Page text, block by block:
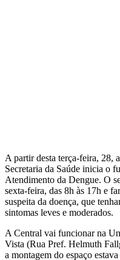
A partir desta terça-feira, 28,
Secretaria da Saúde inicia o
Atendimento da Dengue. O
sexta-feira, das 8h às 17h e
suspeita da doença, que
sintomas leves e moderados.
A Central vai funcionar na
Vista (Rua Pref. Helmuth
a montagem do espaço